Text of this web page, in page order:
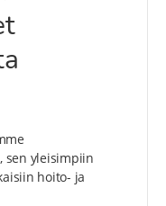
sen yleisimpiin
hoito- ja